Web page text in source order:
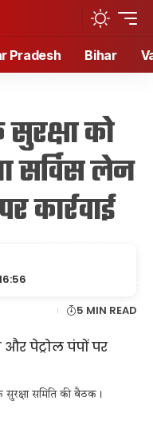
Pradesh Bihar
को
सर्विस लेन
कार्रवाई
5 MIN READ
सुरक्षा समिति की बैठक।